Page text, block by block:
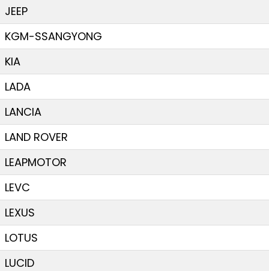
JEEP
KGM-SSANGYONG
KIA
LADA
LANCIA
LAND ROVER
LEAPMOTOR
LEVC
LEXUS
LOTUS
LUCID